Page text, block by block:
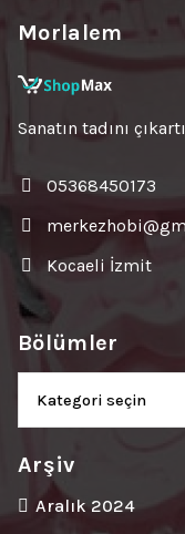
Morlalem
Sanatın tadını
05368450173
Kocaeli İzmit
Bölümler
Bölümler
Arşiv
Aralık 2024